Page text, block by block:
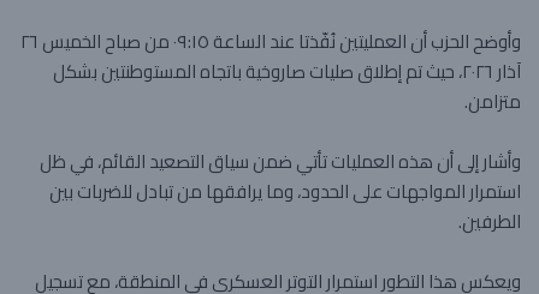
وأوضح الحزب أن العمليتين نُفّذتا عند الساعة ٠٩:١٥ من صباح الخميس ٢٦
آذار ٢٠٢٦، حيث تم إطلاق صليات صاروخية باتجاه المستوطنتين بشكل
متزامن.
وأشار إلى أن هذه العمليات تأتي ضمن سياق التصعيد القائم، في ظل
استمرار المواجهات على الحدود، وما يرافقها من تبادل للضربات بين
الطرفين.
ويعكس هذا التطور استمرار التوتر العسكري في المنطقة، مع تسجيل